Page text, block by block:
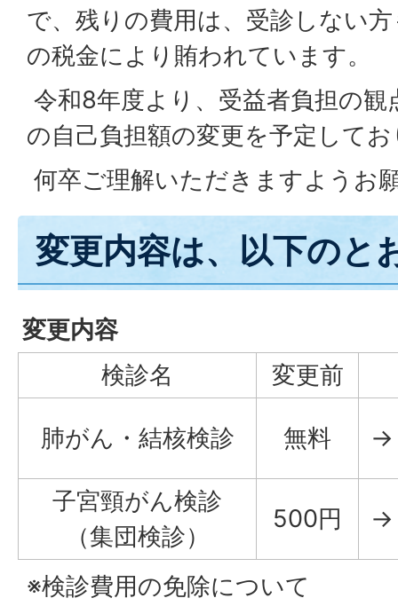
で、残りの費用は、受診しない
の税金により賄われています。
令和8年度より、受益者負担の
の自己負担額の変更を予定して
何卒ご理解いただきますようお
変更内容は、以下のと
変更内容
検診名
変更前
肺がん・結核検診 無料 →
子宮頸がん検診
（集団検診）
500円 →
※検診費用の免除について